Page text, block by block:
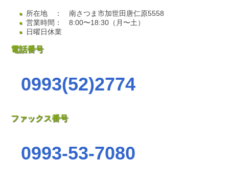
所在地 ： 南さつま市加世田唐仁原5558
営業時間： 8:00〜18:30（月〜土）
日曜日休業
電話番号
0993(52)2774
ファックス番号
0993-53-7080